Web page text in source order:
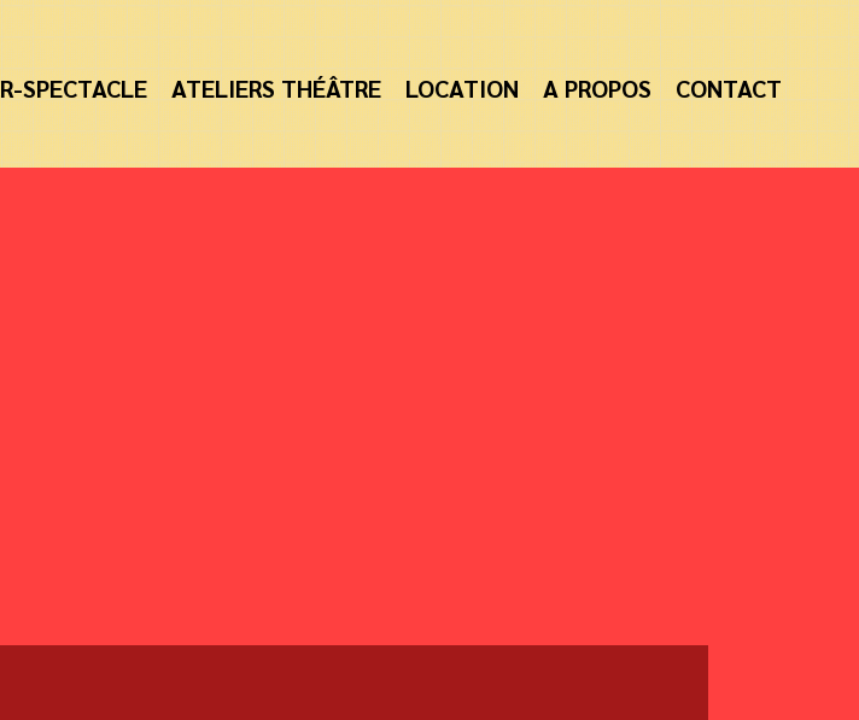
SPECTACLE ATELIERS THÉÂTRE LOCATION A PROPOS CONTACT